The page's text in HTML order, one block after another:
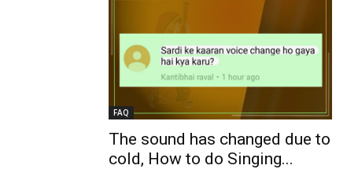
FAQ
The sound has changed due to
cold, How to do Singing...